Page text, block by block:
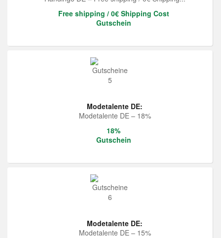
Free shipping / 0€ Shipping Cost
Gutschein
Modetalente DE:
Modetalente DE – 18%
18%
Gutschein
Modetalente DE:
Modetalente DE – 15%